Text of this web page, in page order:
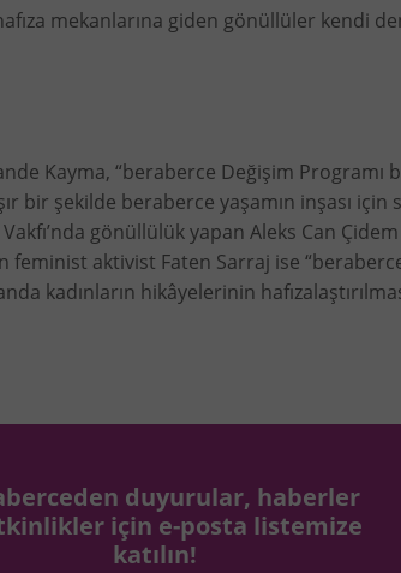
mekanlarına giden gönüllüler kendi
Kayma, “beraberce Değişim Programı
bir şekilde beraberce yaşamın inşası
gönüllülük yapan Aleks Can
aktivist Faten Sarraj ise
kadınların hikâyelerinin
duyurular, haberler
için e-posta listemize
katılın!